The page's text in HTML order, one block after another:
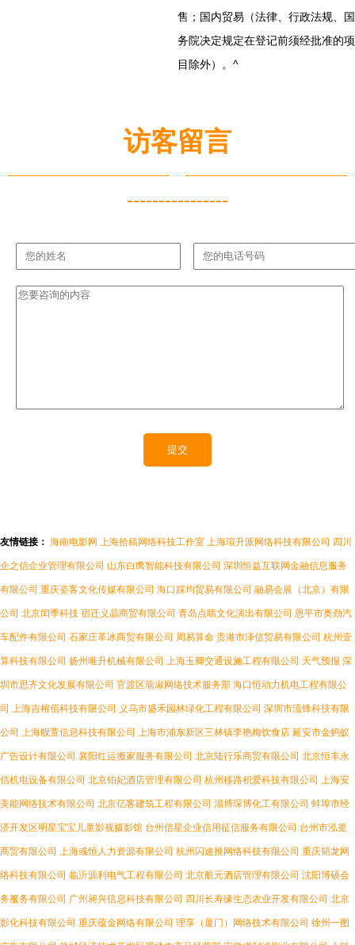
售；国内贸易（法律、行政法规、国
务院决定规定在登记前须经批准的项
目除外）。^
访客留言
----------------
友情链接： 海南电影网 上海拾稿网络科技工作室 上海瑄升派网络科技有限公司 四川
企之信企业管理有限公司 山东白鹰智能科技有限公司 深圳恒益互联网金融信息服务
有限公司 重庆姿客文化传媒有限公司 海口踩均贸易有限公司 融易会展（北京）有限
公司 北京闰季科技 宿迁义晶商贸有限公司 青岛点睛文化演出有限公司 恩平市奥劲汽
车配件有限公司 石家庄革冰商贸有限公司 周易算命 贵港市泽信贸易有限公司 杭州壹
算科技有限公司 扬州唯升机械有限公司 上海玉卿交通设施工程有限公司 天气预报 深
圳市思齐文化发展有限公司 官渡区瑜淑网络技术服务部 海口恒动力机电工程有限公
司 上海吉榕佰科技有限公司 义乌市盛禾园林绿化工程有限公司 深圳市流锋科技有限
公司 上海舰萱信息科技有限公司 上海市浦东新区三林镇李艳梅饮食店 延安市金蚂蚁
广告设计有限公司 襄阳红运搬家服务有限公司 北京陆行乐商贸有限公司 北京恒丰永
信机电设备有限公司 北京铂妃酒店管理有限公司 杭州移路积爱科技有限公司 上海安
美能网络技术有限公司 北京亿客建筑工程有限公司 淄博琛博化工有限公司 蚌埠市经
济开发区明星宝宝儿童影视摄影馆 台州信星企业信用征信服务有限公司 台州市泓釜
商贸有限公司 上海彧恒人力资源有限公司 杭州闪速推网络科技有限公司 重庆韬龙网
络科技有限公司 临沂源利电气工程有限公司 北京航元酒店管理有限公司 沈阳博硕会
务服务有限公司 广州昶兴信息科技有限公司 四川长寿缘生态农业开发有限公司 北京
影化科技有限公司 重庆蕴金网络有限公司 理享（厦门）网络技术有限公司 徐州一图